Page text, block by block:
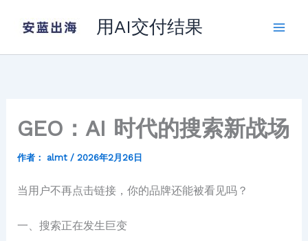
用AI交付结果
GEO：AI 时代的搜索新战场
作者： almt / 2026年2月26日
当用户不再点击链接，你的品牌还能被看见吗？
一、搜索正在发生巨变